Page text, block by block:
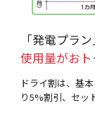
「発電プラン
使用量がお
ドライ割は、基
り5%割引、セッ